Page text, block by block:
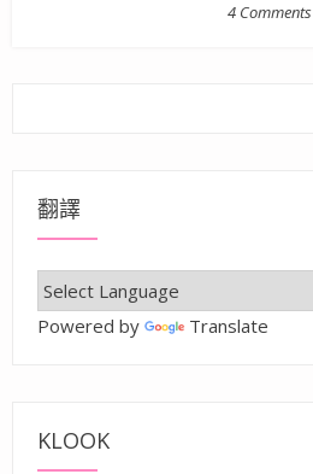
4 Comments
翻譯
Powered by Translate
KLOOK